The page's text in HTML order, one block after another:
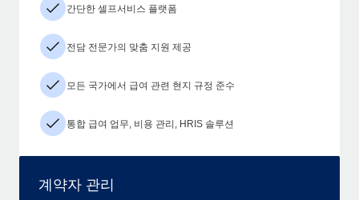
간단한 셀프서비스 플랫폼
전담 전문가의 맞춤 지원 제공
모든 국가에서 급여 관련 현지 규정 준수
통합 급여 업무, 비용 관리, HRIS 솔루션
계약자 관리